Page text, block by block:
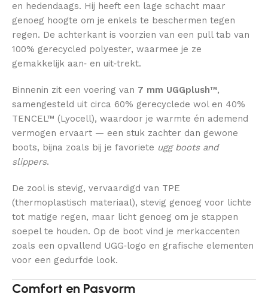
en hedendaags. Hij heeft een lage schacht maar
genoeg hoogte om je enkels te beschermen tegen
regen. De achterkant is voorzien van een pull tab van
100% gerecycled polyester, waarmee je ze
gemakkelijk aan‑ en uit‑trekt.
Binnenin zit een voering van 7 mm UGGplush™,
samengesteld uit circa 60% gerecyclede wol en 40%
TENCEL™ (Lyocell), waardoor je warmte én ademend
vermogen ervaart — een stuk zachter dan gewone
boots, bijna zoals bij je favoriete ugg boots and
slippers.
De zool is stevig, vervaardigd van TPE
(thermoplastisch materiaal), stevig genoeg voor lichte
tot matige regen, maar licht genoeg om je stappen
soepel te houden. Op de boot vind je merkaccenten
zoals een opvallend UGG‑logo en grafische elementen
voor een gedurfde look.
Comfort en Pasvorm